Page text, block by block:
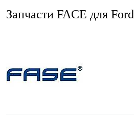
Запчасти FACE для Ford